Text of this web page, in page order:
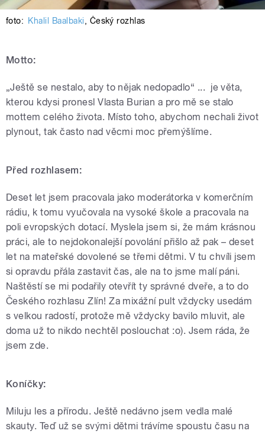
foto: Khalil Baalbaki, Český rozhlas
Motto:
„Ještě se nestalo, aby to nějak nedopadlo“ ... je věta,
kterou kdysi pronesl Vlasta Burian a pro mě se stalo
mottem celého života. Místo toho, abychom nechali život
plynout, tak často nad věcmi moc přemýšlíme.
Před rozhlasem:
Deset let jsem pracovala jako moderátorka v komerčním
rádiu, k tomu vyučovala na vysoké škole a pracovala na
poli evropských dotací. Myslela jsem si, že mám krásnou
práci, ale to nejdokonalejší povolání přišlo až pak – deset
let na mateřské dovolené se třemi dětmi. V tu chvíli jsem
si opravdu přála zastavit čas, ale na to jsme malí páni.
Naštěstí se mi podařily otevřít ty správné dveře, a to do
Českého rozhlasu Zlín! Za mixážní pult vždycky usedám
s velkou radostí, protože mě vždycky bavilo mluvit, ale
doma už to nikdo nechtěl poslouchat :o). Jsem ráda, že
jsem zde.
Koníčky:
Miluju les a přírodu. Ještě nedávno jsem vedla malé
skauty. Teď už se svými dětmi trávíme spoustu času na